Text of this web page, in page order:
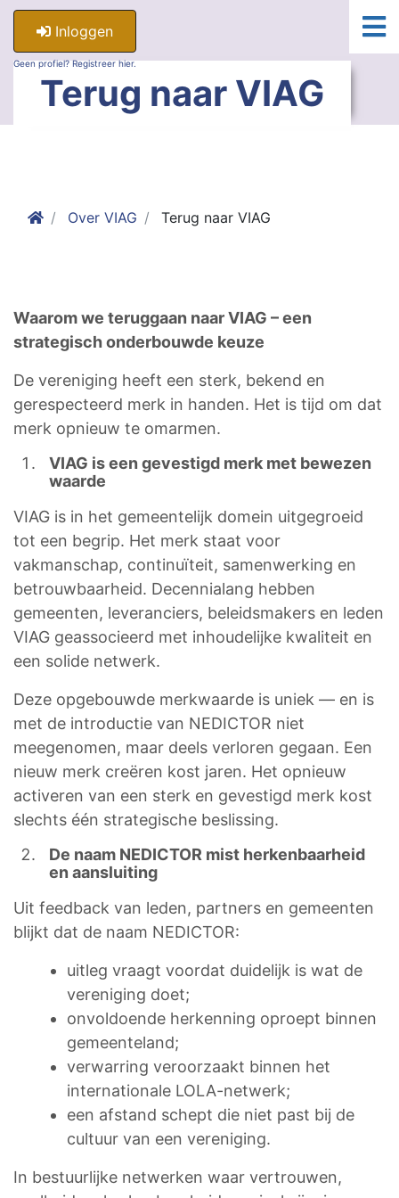
Inloggen
Geen profiel? Registreer hier.
Terug naar VIAG
Over VIAG Terug naar VIAG
Waarom we teruggaan naar VIAG – een
strategisch onderbouwde keuze
De vereniging heeft een sterk, bekend en
gerespecteerd merk in handen. Het is tijd om dat
merk opnieuw te omarmen.
VIAG is een gevestigd merk met bewezen
waarde
VIAG is in het gemeentelijk domein uitgegroeid
tot een begrip. Het merk staat voor
vakmanschap, continuïteit, samenwerking en
betrouwbaarheid. Decennialang hebben
gemeenten, leveranciers, beleidsmakers en leden
VIAG geassocieerd met inhoudelijke kwaliteit en
een solide netwerk.
Deze opgebouwde merkwaarde is uniek — en is
met de introductie van NEDICTOR niet
meegenomen, maar deels verloren gegaan. Een
nieuw merk creëren kost jaren. Het opnieuw
activeren van een sterk en gevestigd merk kost
slechts één strategische beslissing.
De naam NEDICTOR mist herkenbaarheid
en aansluiting
Uit feedback van leden, partners en gemeenten
blijkt dat de naam NEDICTOR:
uitleg vraagt voordat duidelijk is wat de
vereniging doet;
onvoldoende herkenning oproept binnen
gemeenteland;
verwarring veroorzaakt binnen het
internationale LOLA-netwerk;
een afstand schept die niet past bij de
cultuur van een vereniging.
In bestuurlijke netwerken waar vertrouwen,